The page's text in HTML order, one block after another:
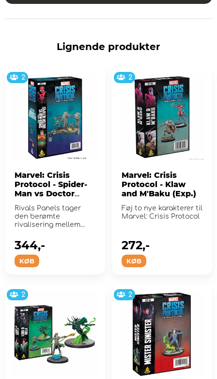
Lignende produkter
2
Marvel: Crisis
Protocol - Spider-
Man vs Doctor
Rivals Panels tager
den berømte
rivalisering mellem
Octopus ti...
KØB
344,-
2
Marvel: Crisis
Protocol - Klaw
and M'Baku (Exp.)
Føj to nye karakterer til
Marvel: Crisis Protocol
KØB
272,-
2 2